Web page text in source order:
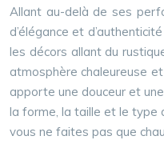
Allant au-delà de ses
d’élégance et
les décors allant du
atmosphère chaleureuse
apporte une douceur et
la forme, la taille et le type
vous ne faites pas que